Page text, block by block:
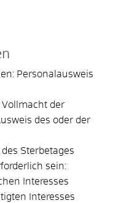
Personalausweis
der
des oder der
Sterbetages
sein:
Interesses
Interesses